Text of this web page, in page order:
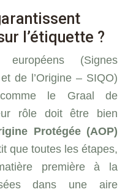
l’étiquette ?
(Signes
de l’Origine – SIQO)
le Graal de
rôle doit être bien
Protégée (AOP)
que toutes les étapes,
première à la
dans une aire